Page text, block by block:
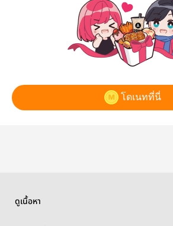
โดเนทที่นี่
ดูเนื้อหา